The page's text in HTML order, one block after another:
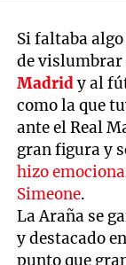
Si faltaba
de vislumbrar
Madridy al
como la que
ante el Real
gran figura y
hizo
Simeone.
La Araña se
y destacado
punto que